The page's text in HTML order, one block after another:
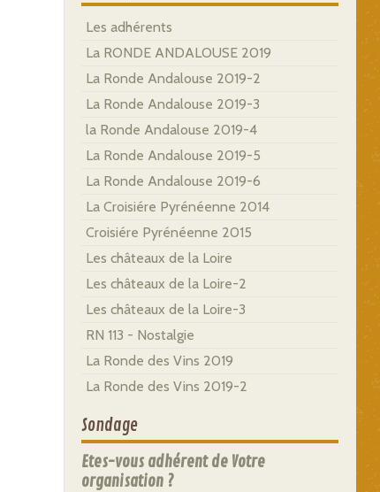
Les adhérents
La RONDE ANDALOUSE 2019
La Ronde Andalouse 2019-2
La Ronde Andalouse 2019-3
la Ronde Andalouse 2019-4
La Ronde Andalouse 2019-5
La Ronde Andalouse 2019-6
La Croisiére Pyrénéenne 2014
Croisiére Pyrénéenne 2015
Les châteaux de la Loire
Les châteaux de la Loire-2
Les châteaux de la Loire-3
RN 113 - Nostalgie
La Ronde des Vins 2019
La Ronde des Vins 2019-2
Sondage
Etes-vous adhérent de Votre
organisation ?